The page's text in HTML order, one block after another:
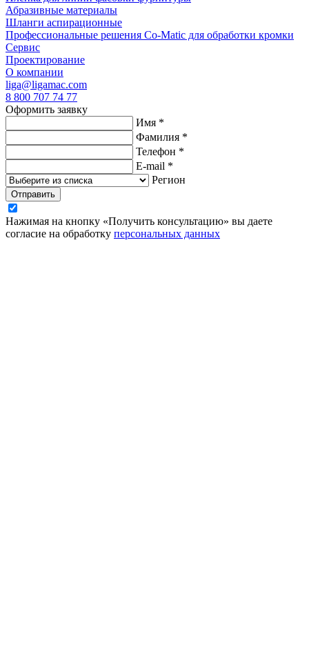
Абразивные материалы
Шланги аспирационные
Профессиональные решения Co-Matic для обработки кромки
Сервис
Проектирование
О компании
liga@ligamac.com
8 800 707 74 77
Оформить заявку
Имя *
Фамилия *
Телефон *
E-mail *
Регион
Отправить
Нажимая на кнопку «Получить консультацию» вы даете
согласие на обработку персональных данных